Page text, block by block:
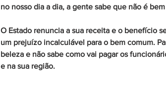
no nosso dia a dia, a gente sabe que não é bem
O Estado renuncia a sua receita e o benefício
um prejuízo incalculável para o bem comum.
beleza e não sabe como vai pagar os
e na sua região.